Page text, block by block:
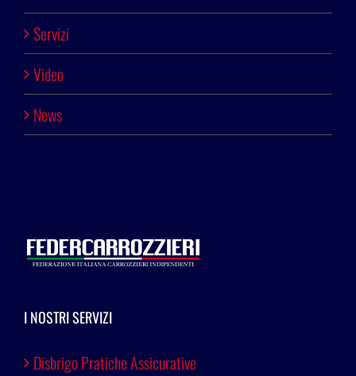
Servizi
Video
News
I NOSTRI SERVIZI
Disbrigo Pratiche Assicurative